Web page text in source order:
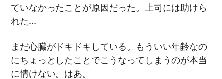
ていなかったことが原因だった。上司には助けら
れた…
まだ心臓がドキドキしている。もういい年齢なの
にちょっとしたことでこうなってしまうのが本当
に情けない。はあ。